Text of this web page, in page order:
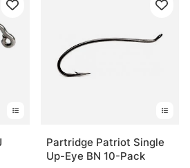
Partridge Patriot Single
Up-Eye BN 10-Pack